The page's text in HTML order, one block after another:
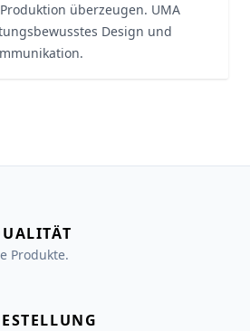
überzeugen. UMA
Design und
Produkte.